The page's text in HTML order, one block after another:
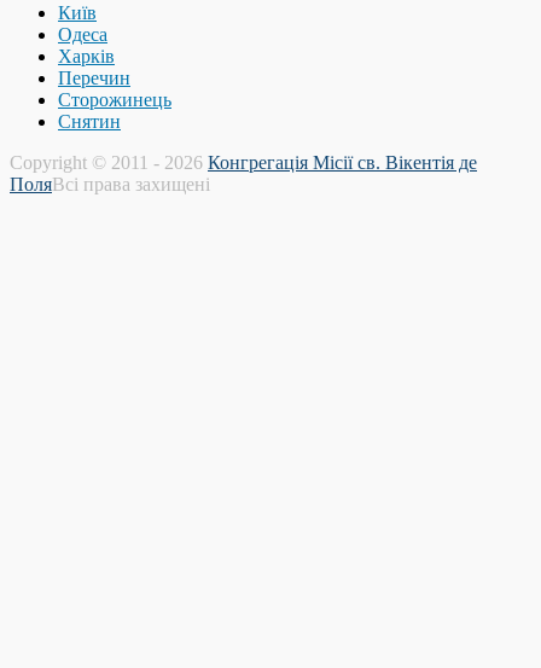
Київ
Одеса
Харків
Перечин
Сторожинець
Снятин
Copyright © 2011 - 2026 Конгрегація Місії св. Вікентія де
ПоляВсі права захищені